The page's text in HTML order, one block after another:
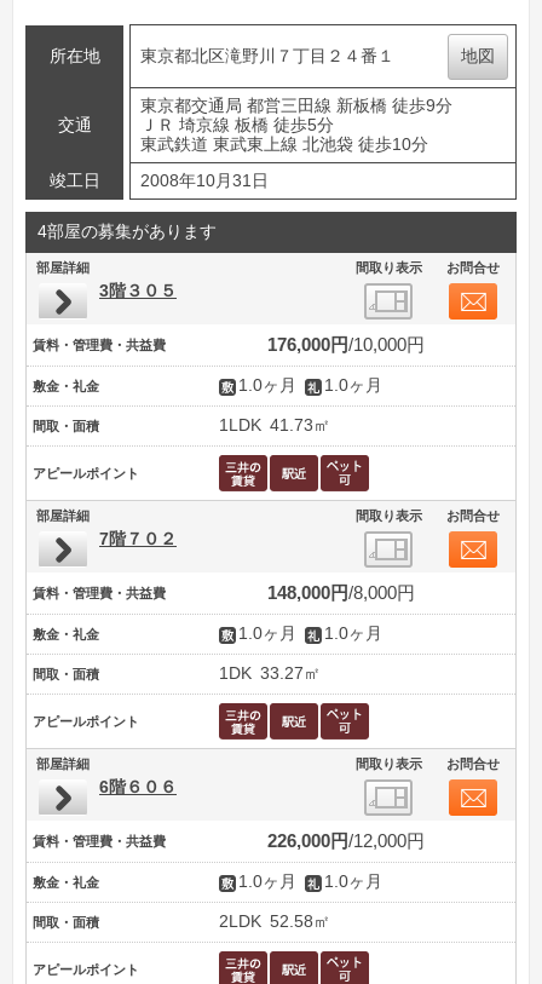
所在地 東京都北区滝野川７丁目２４番１ 地図
交通
東京都交通局 都営三田線 新板橋 徒歩9分
ＪＲ 埼京線 板橋 徒歩5分
東武鉄道 東武東上線 北池袋 徒歩10分
竣工日
2008年10月31日
4部屋の募集があります
部屋詳細 間取り表示 お問合せ
3階３０５
賃料・管理費・共益費 176,000円 10,000円
敷金・礼金 1.0ヶ月 1.0ヶ月
間取・面積 1LDK 41.73㎡
アピールポイント
部屋詳細 間取り表示 お問合せ
7階７０２
賃料・管理費・共益費 148,000円 8,000円
敷金・礼金 1.0ヶ月 1.0ヶ月
間取・面積 1DK 33.27㎡
アピールポイント
部屋詳細 間取り表示 お問合せ
6階６０６
賃料・管理費・共益費 226,000円 12,000円
敷金・礼金 1.0ヶ月 1.0ヶ月
間取・面積 2LDK 52.58㎡
アピールポイント